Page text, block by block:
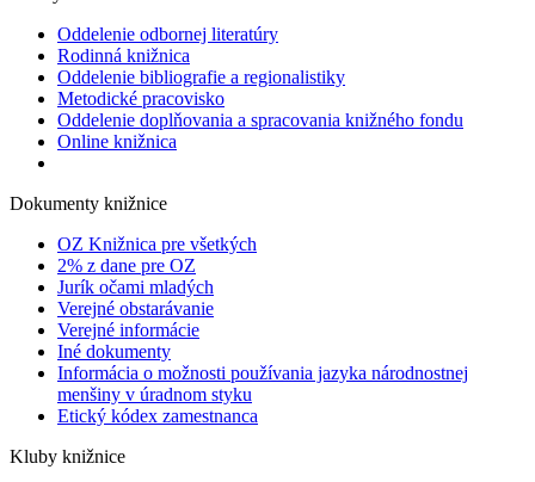
Oddelenie odbornej literatúry
Rodinná knižnica
Oddelenie bibliografie a regionalistiky
Metodické pracovisko
Oddelenie doplňovania a spracovania knižného fondu
Online knižnica
Dokumenty knižnice
OZ Knižnica pre všetkých
2% z dane pre OZ
Jurík očami mladých
Verejné obstarávanie
Verejné informácie
Iné dokumenty
Informácia o možnosti používania jazyka národnostnej
menšiny v úradnom styku
Etický kódex zamestnanca
Kluby knižnice